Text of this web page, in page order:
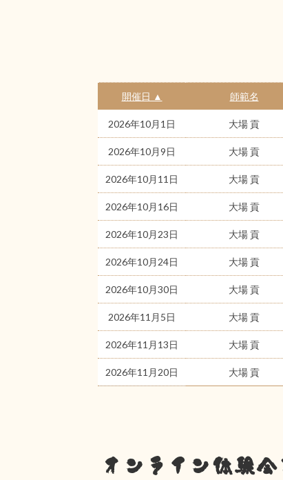
開催日 ▲ 師範名
2026年10月1日 大場 貢
2026年10月9日 大場 貢
2026年10月11日 大場 貢
2026年10月16日 大場 貢
2026年10月23日 大場 貢
2026年10月24日 大場 貢
2026年10月30日 大場 貢
2026年11月5日 大場 貢
2026年11月13日 大場 貢
2026年11月20日 大場 貢
オンライン体験